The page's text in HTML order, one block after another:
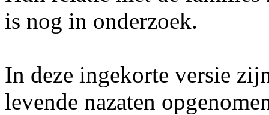
is nog in onderzoek.
In deze ingekorte versie
levende nazaten